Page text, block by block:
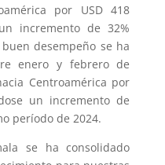
por USD 418
incremento de 32%
desempeño se ha
enero y febrero de
Centroamérica por
un incremento de
período de 2024.
se ha consolidado